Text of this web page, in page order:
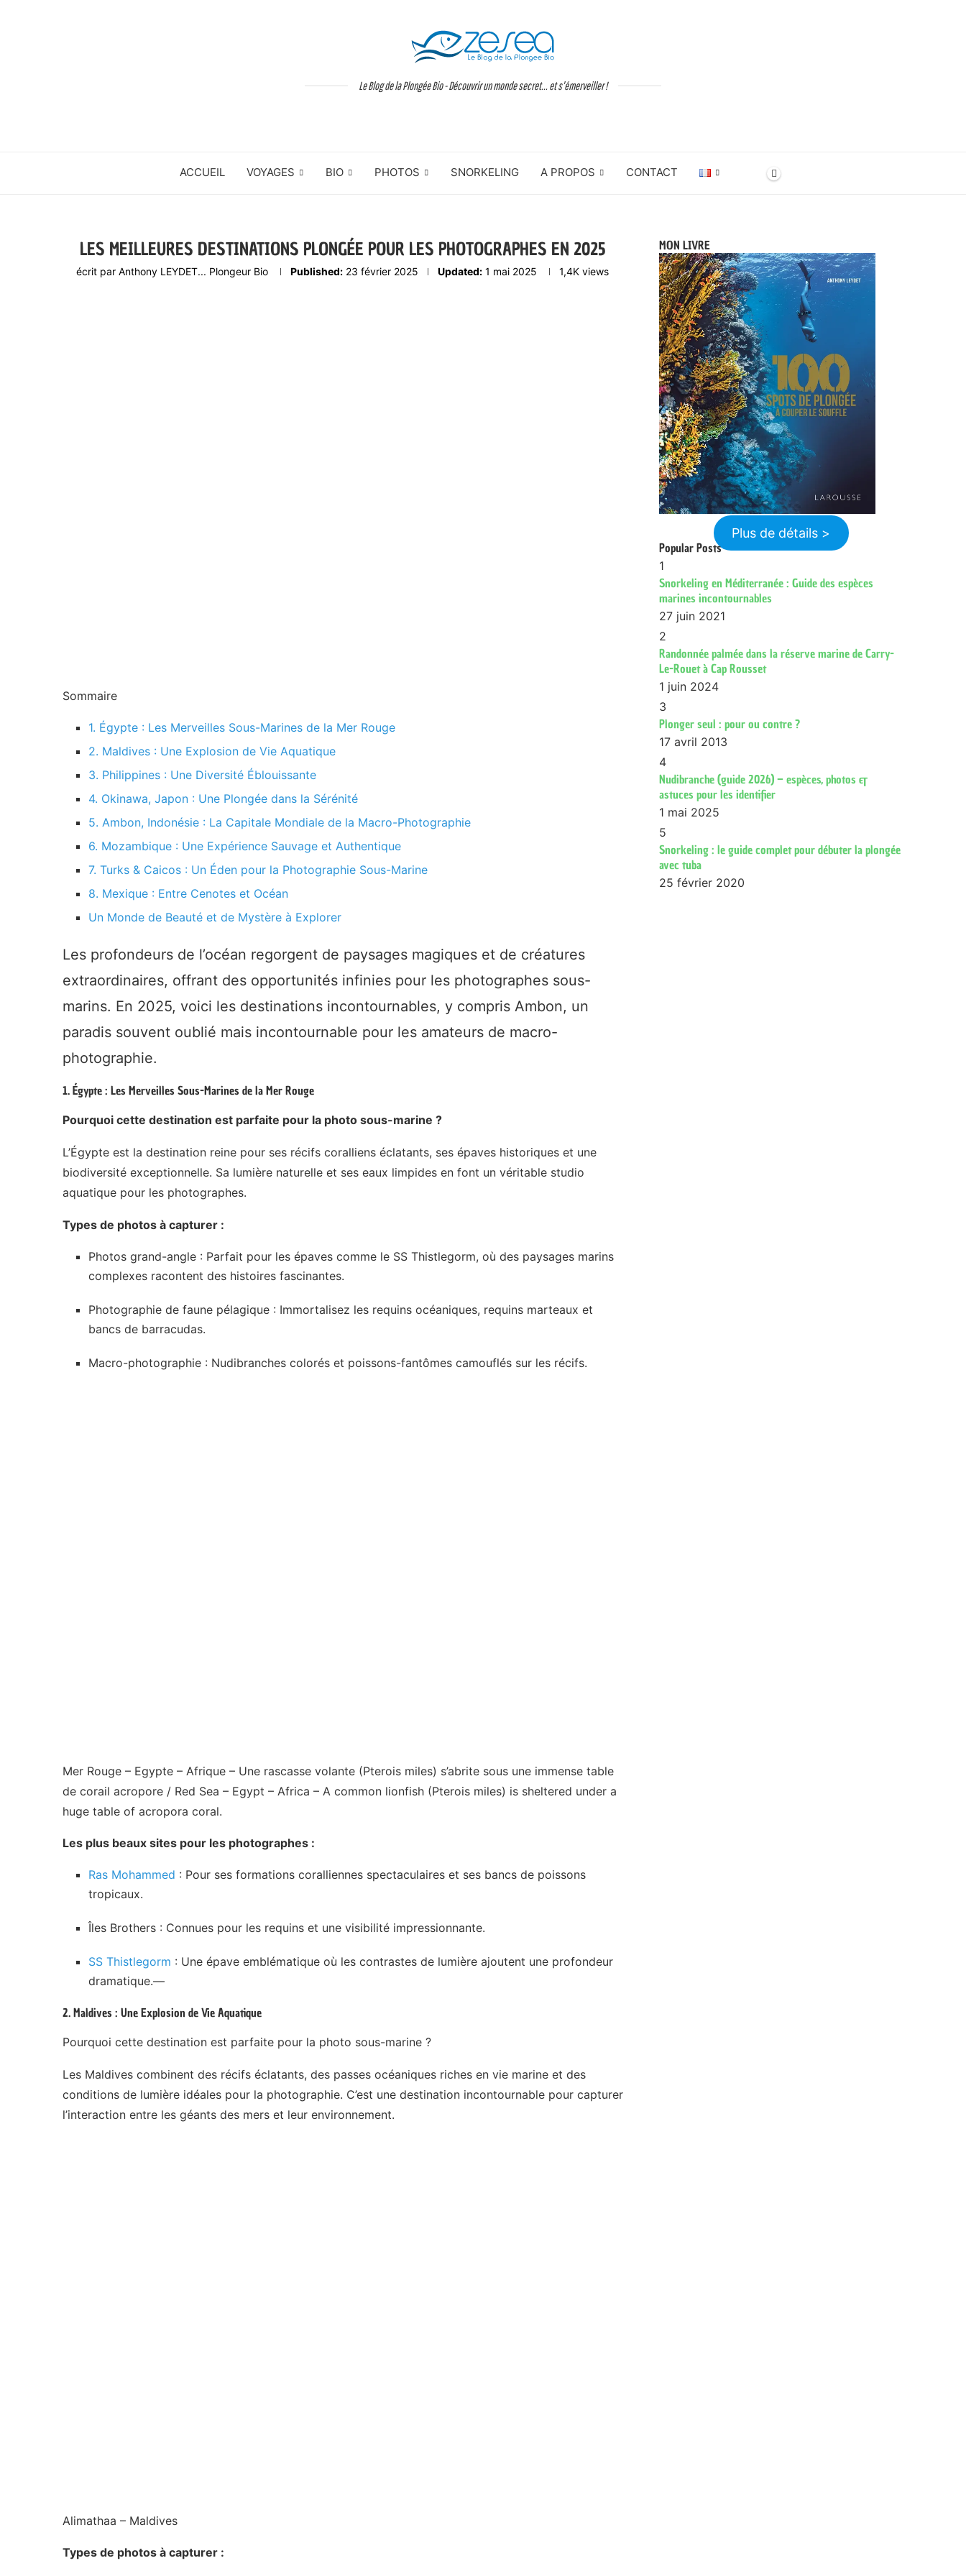
Le Blog de la Plongée Bio - Découvrir un monde secret... et s'émerveiller !
ACCUEIL VOYAGES BIO PHOTOS SNORKELING A PROPOS CONTACT
LES MEILLEURES DESTINATIONS PLONGÉE POUR LES PHOTOGRAPHES EN 2025
écrit parAnthony LEYDET... Plongeur Bio Published: 23 février 2025 Updated: 1 mai 2025 1,4K views
Sommaire
1. Égypte : Les Merveilles Sous-Marines de la Mer Rouge
2. Maldives : Une Explosion de Vie Aquatique
3. Philippines : Une Diversité Éblouissante
4. Okinawa, Japon : Une Plongée dans la Sérénité
5. Ambon, Indonésie : La Capitale Mondiale de la Macro-Photographie
6. Mozambique : Une Expérience Sauvage et Authentique
7. Turks & Caicos : Un Éden pour la Photographie Sous-Marine
8. Mexique : Entre Cenotes et Océan
Un Monde de Beauté et de Mystère à Explorer
Les profondeurs de l’océan regorgent de paysages magiques et de créatures
extraordinaires, offrant des opportunités infinies pour les photographes sous-
marins. En 2025, voici les destinations incontournables, y compris Ambon, un
paradis souvent oublié mais incontournable pour les amateurs de macro-
photographie.
1. Égypte : Les Merveilles Sous-Marines de la Mer Rouge
Pourquoi cette destination est parfaite pour la photo sous-marine ?
L’Égypte est la destination reine pour ses récifs coralliens éclatants, ses épaves historiques et une
biodiversité exceptionnelle. Sa lumière naturelle et ses eaux limpides en font un véritable studio
aquatique pour les photographes.
Types de photos à capturer :
Photos grand-angle : Parfait pour les épaves comme le SS Thistlegorm, où des paysages marins
complexes racontent des histoires fascinantes.
Photographie de faune pélagique : Immortalisez les requins océaniques, requins marteaux et
bancs de barracudas.
Macro-photographie : Nudibranches colorés et poissons-fantômes camouflés sur les récifs.
Mer Rouge – Egypte – Afrique – Une rascasse volante (Pterois miles) s’abrite sous une immense table
de corail acropore / Red Sea – Egypt – Africa – A common lionfish (Pterois miles) is sheltered under a
huge table of acropora coral.
Les plus beaux sites pour les photographes :
Ras Mohammed : Pour ses formations coralliennes spectaculaires et ses bancs de poissons
tropicaux.
Îles Brothers : Connues pour les requins et une visibilité impressionnante.
SS Thistlegorm : Une épave emblématique où les contrastes de lumière ajoutent une profondeur
dramatique.—
2. Maldives : Une Explosion de Vie Aquatique
Pourquoi cette destination est parfaite pour la photo sous-marine ?
Les Maldives combinent des récifs éclatants, des passes océaniques riches en vie marine et des
conditions de lumière idéales pour la photographie. C’est une destination incontournable pour capturer
l’interaction entre les géants des mers et leur environnement.
Alimathaa – Maldives
Types de photos à capturer :
MON LIVRE
Plus de détails >
Popular Posts
1
Snorkeling en Méditerranée : Guide des espèces
marines incontournables
27 juin 2021
2
Randonnée palmée dans la réserve marine de Carry-
Le-Rouet à Cap Rousset
1 juin 2024
3
Plonger seul : pour ou contre ?
17 avril 2013
4
Nudibranche (guide 2026) – espèces, photos &
astuces pour les identifier
1 mai 2025
5
Snorkeling : le guide complet pour débuter la plongée
avec tuba
25 février 2020